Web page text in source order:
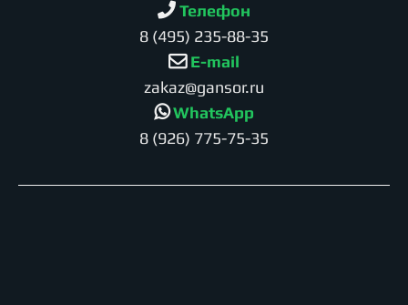
Телефон
8 (495) 235-88-35
E-mail
zakaz@gansor.ru
WhatsApp
8 (926) 775-75-35